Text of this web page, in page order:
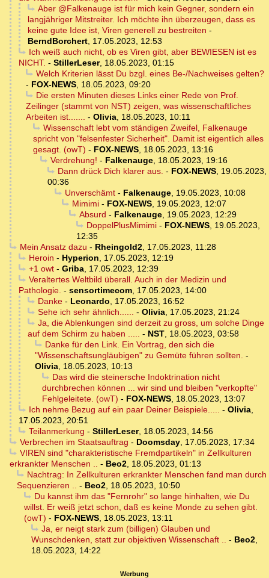
Aber @Falkenauge ist für mich kein Gegner, sondern ein
langjähriger Mitstreiter. Ich möchte ihn überzeugen, dass es
keine gute Idee ist, Viren generell zu bestreiten -
BerndBorchert 17.05.2023, 12:53
Ich weiß auch nicht, ob es Viren gibt, aber BEWIESEN ist es
NICHT. - StillerLeser, 18.05.2023, 01:15
Welch Kriterien lässt Du bzgl. eines Be-/Nachweises gelten?
- FOX-NEWS 18.05.2023, 09:20
Die ersten Minuten dieses Links einer Rede von Prof.
Zeilinger (stammt von NST) zeigen, was wissenschaftliches
Arbeiten ist.......
- Olivia 18.05.2023, 10:11
Wissenschaft lebt vom ständigen Zweifel, Falkenauge
spricht von "felsenfester Sicherheit". Damit ist eigentlich alles
gesagt. (owT) - FOX-NEWS 18.05.2023, 13:16
Verdrehung! - Falkenauge, 18.05.2023, 19:16
Dann drück Dich klarer aus. - FOX-NEWS, 19.05.2023,
00:36
Unverschämt- Falkenauge, 19.05.2023, 10:08
Mimimi- FOX-NEWS, 19.05.2023, 12:07
Absurd - Falkenauge, 19.05.2023, 12:29
DoppelPlusMimimi- FOX-NEWS, 19.05.2023,
12:35
Mein Ansatz dazu - Rheingold2, 17.05.2023, 11:28
Heroin - Hyperion
17.05.2023, 12:19
+1 owt- Griba, 17.05.2023, 12:39
Veraltertes Weltbild überall. Auch in der Medizin und
Pathologie. - sensortimecom 17.05.2023, 14:00
Danke- Leonardo
17.05.2023, 16:52
Sehe ich sehr ähnlich......
- Olivia, 17.05.2023, 21:24
Ja, die Ablenkungen sind derzeit zu gross, um solche Dinge
auf dem Schirm zu haben .....
- NST 18.05.2023, 03:58
Danke für den Link. Ein Vortrag, den sich die
"Wissenschaftsungläubigen" zu Gemüte führen sollten. -
Olivia 18.05.2023, 10:13
Das wird die steinersche Indoktrination nicht
durchbrechen können ... wir sind und bleiben "verkopfte"
Fehlgeleitete. (owT) - FOX-NEWS 18.05.2023, 13:07
Ich nehme Bezug auf ein paar Deiner Beispiele.....
- Olivia,
17.05.2023, 20:51
Teilanmerkung - StillerLeser, 18.05.2023, 14:56
Verbrechen im Staatsauftrag - Doomsday, 17.05.2023, 17:34
VIREN sind "charakteristische Fremdpartikeln" in Zellkulturen
erkrankter Menschen ..
- Beo2 18.05.2023, 01:13
Nachtrag: In Zellkulturen erkrankter Menschen fand man durch
Sequenzieren ..
- Beo2 18.05.2023, 10:50
Du kannst ihm das "Fernrohr" so lange hinhalten, wie Du
willst. Er weiß jetzt schon, daß es keine Monde zu sehen gibt.
(owT) - FOX-NEWS 18.05.2023, 13:11
Ja, er neigt stark zum (billigen) Glauben und
Wunschdenken, statt zur objektiven Wissenschaft ..
- Beo2
18.05.2023, 14:22
Werbung